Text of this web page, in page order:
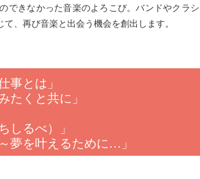
できなかった音楽のよろこび。バンドやクラシ
、再び音楽と出会う機会を創出します。
事とは」
たくと共に」
しるべ）」
夢を叶えるために…」